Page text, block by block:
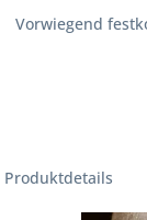
Vorwiegend
Produktdetails